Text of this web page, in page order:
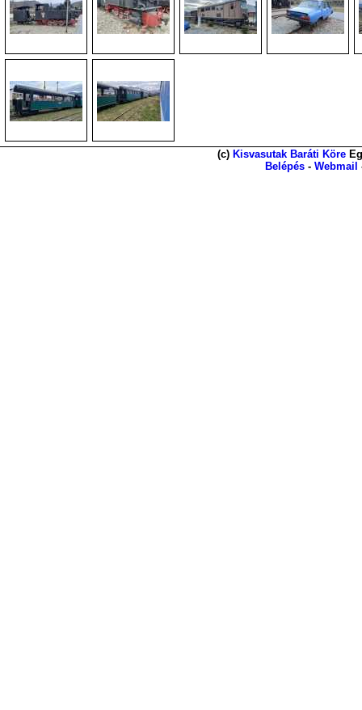
(c) Kisvasutak Baráti Köre
Belépés - Webmail